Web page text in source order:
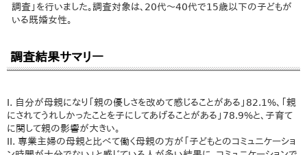
調査」を行いました。調査対象は、20代～40代で15歳以下の子どもが
いる既婚女性。
調査結果サマリー
I. 自分が母親になり「親の優しさを改めて感じることがある」82.1%、「親
にされてうれしかったことを子にしてあげることがある」78.9%と、子育て
に関して親の影響が大きい。
II. 専業主婦の母親と比べて働く母親の方が「子どもとのコミュニケーショ